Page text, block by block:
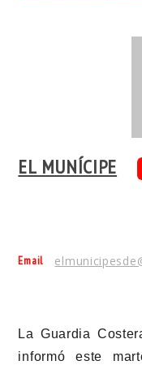
EL MUNÍCIPE
Email
La Guardia
informó este